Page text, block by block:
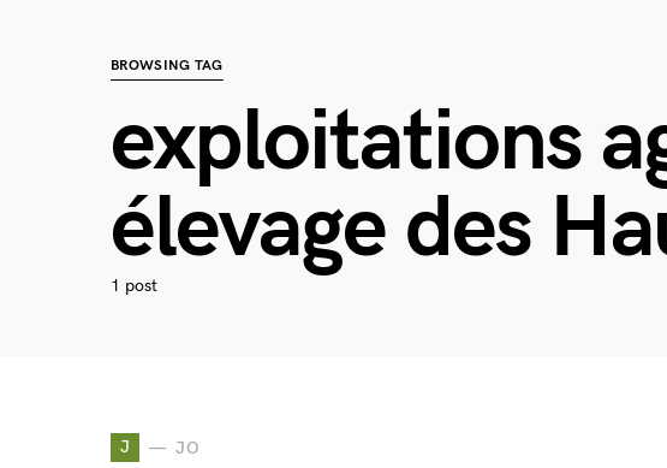
BROWSING TAG
exploitations
élevage des
1 post
J JO